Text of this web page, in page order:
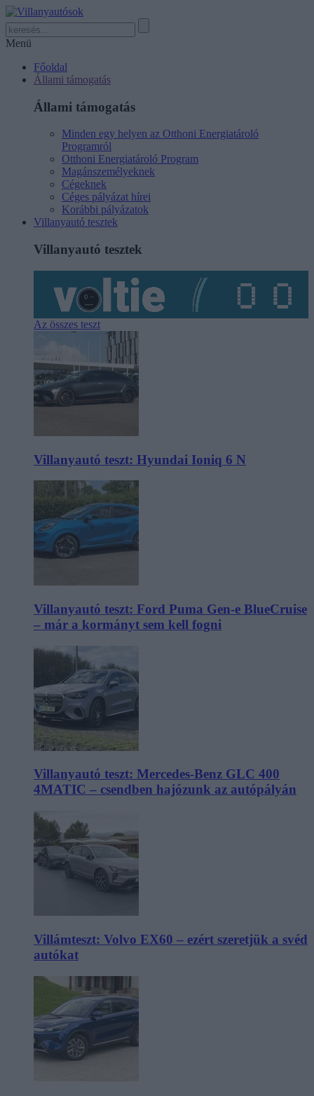
Menü
Főoldal
Állami támogatás
Állami támogatás
Minden egy helyen az Otthoni Energiatároló
Programról
Otthoni Energiatároló Program
Magánszemélyeknek
Cégeknek
Céges pályázat hírei
Korábbi pályázatok
Villanyautó tesztek
Villanyautó tesztek
Az összes teszt
Villanyautó teszt: Hyundai Ioniq 6 N
Villanyautó teszt: Ford Puma Gen-e BlueCruise
– már a kormányt sem kell fogni
Villanyautó teszt: Mercedes-Benz GLC 400
4MATIC – csendben hajózunk az autópályán
Villámteszt: Volvo EX60 – ezért szeretjük a svéd
autókat